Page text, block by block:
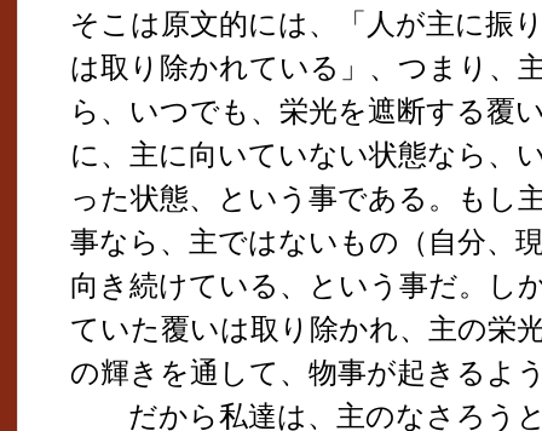
そこは原文的には、「人が主に振
は取り除かれている」、つまり、
ら、いつでも、栄光を遮断する覆
に、主に向いていない状態なら、
った状態、という事である。もし
事なら、主ではないもの（自分、
向き続けている、という事だ。し
ていた覆いは取り除かれ、主の栄
の輝きを通して、物事が起きるよ
だから私達は、主のなさろうと